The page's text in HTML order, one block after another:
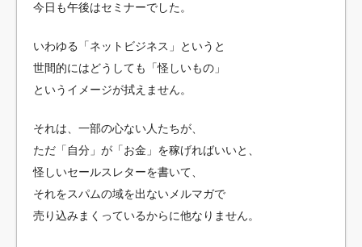
今日も午後はセミナーでした。
いわゆる「ネットビジネス」というと
世間的にはどうしても「怪しいもの」
というイメージが拭えません。
それは、一部の心ない人たちが、
ただ「自分」が「お金」を稼げればいいと、
怪しいセールスレターを書いて、
それをスパムの域を出ないメルマガで
売り込みまくっているからに他なりません。